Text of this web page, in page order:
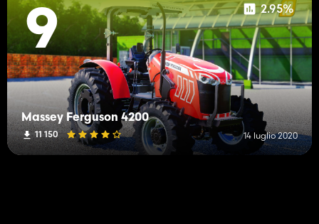
9 2.95%
Massey Ferguson 4200
11 150 14 luglio 2020